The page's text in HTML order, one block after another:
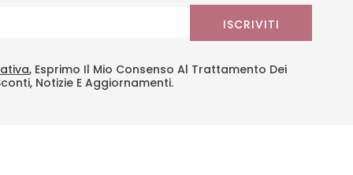
ISCRIVITI
, Esprimo Il Mio Consenso Al Trattamento Dei
Notizie E Aggiornamenti.